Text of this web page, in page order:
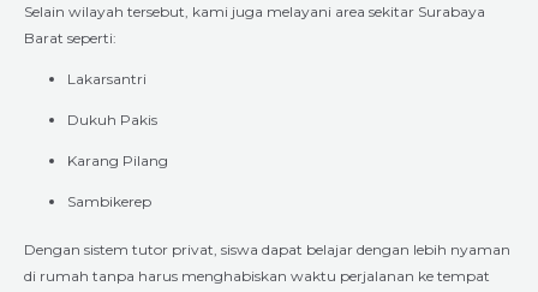
Selain wilayah tersebut, kami juga melayani area sekitar Surabaya
Barat seperti:
Lakarsantri
Dukuh Pakis
Karang Pilang
Sambikerep
Dengan sistem tutor privat, siswa dapat belajar dengan lebih nyaman
di rumah tanpa harus menghabiskan waktu perjalanan ke tempat